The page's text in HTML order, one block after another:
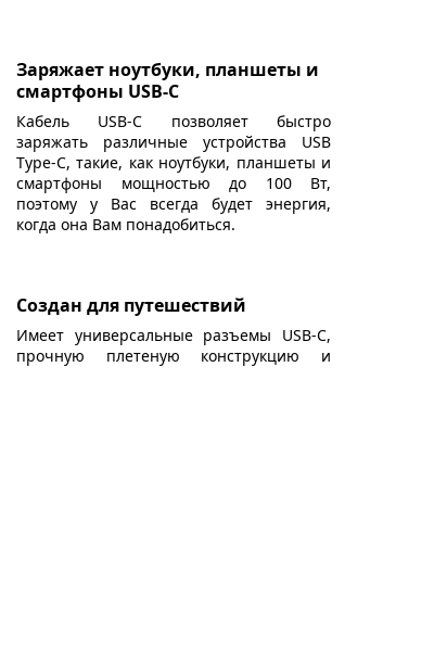
Заряжает ноутбуки, планшеты и
смартфоны USB-C
Кабель USB-C позволяет быстро
заряжать различные устройства USB
Type-C, такие, как ноутбуки, планшеты и
смартфоны мощностью до 100 Вт,
поэтому у Вас всегда будет энергия,
когда она Вам понадобиться.
Создан для путешествий
Имеет универсальные разъемы USB-C,
прочную плетеную конструкцию и